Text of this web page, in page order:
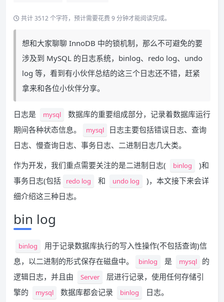
共计 3512 个字符，预计需要花费 9 分钟才能阅读完成。
想和大家聊聊 InnoDB 中的锁机制，那么不可避免的要
涉及到 MySQL 的日志系统，binlog、redo log、undo
log 等，看到有小伙伴总结的这三个日志还不错，赶紧
拿来和各位小伙伴分享。
日志是 mysql
数据库的重要组成部分，记录着数据库运行
期间各种状态信息。
mysql
日志主要包括错误日志、查询
日志、慢查询日志、事务日志、二进制日志几大类。
作为开发，我们重点需要关注的是二进制日志(
binlog
)和
事务日志(包括
redo log 和 undo log
)，本文接下来会详
细介绍这三种日志。
bin log
binlog
用于记录数据库执行的写入性操作(不包括查询)信
息，以二进制的形式保存在磁盘中。
binlog 是 mysql
的
逻辑日志，并且由
Server
层进行记录，使用任何存储引
擎的
mysql 数据库都会记录 binlog
日志。